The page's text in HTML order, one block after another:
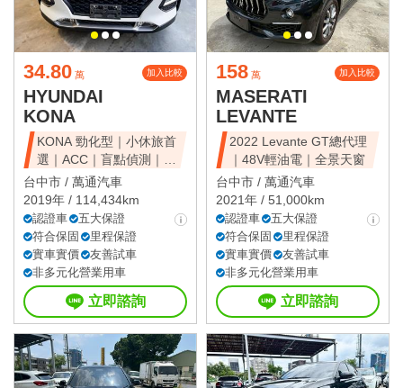
34.80 萬 加入比較
HYUNDAI
KONA
KONA 勁化型｜小休旅首
選｜ACC｜盲點偵測｜省
油好開
台中市 / 萬通汽車
2019年 / 114,434km
認證車
五大保證
符合保固
里程保證
實車實價
友善試車
非多元化營業用車
立即諮詢
158 萬 加入比較
MASERATI
LEVANTE
2022 Levante GT總代理
｜48V輕油電｜全景天窗
台中市 / 萬通汽車
2021年 / 51,000km
認證車
五大保證
符合保固
里程保證
實車實價
友善試車
非多元化營業用車
立即諮詢